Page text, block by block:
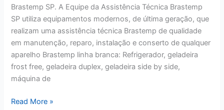
Brastemp SP. A Equipe da Assistência Técnica Brastemp
SP utiliza equipamentos modernos, de última geração, que
realizam uma assistência técnica Brastemp de qualidade
em manutenção, reparo, instalação e conserto de qualquer
aparelho Brastemp linha branca: Refrigerador, geladeira
frost free, geladeira duplex, geladeira side by side,
máquina de
Assistência
Read More »